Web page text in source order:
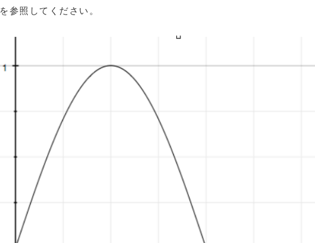
を参照してください。